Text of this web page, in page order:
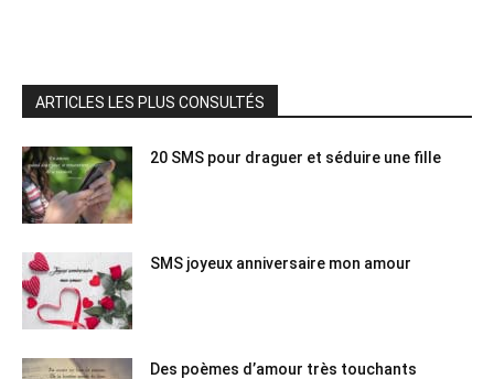
ARTICLES LES PLUS CONSULTÉS
20 SMS pour draguer et séduire une fille
SMS joyeux anniversaire mon amour
Des poèmes d’amour très touchants